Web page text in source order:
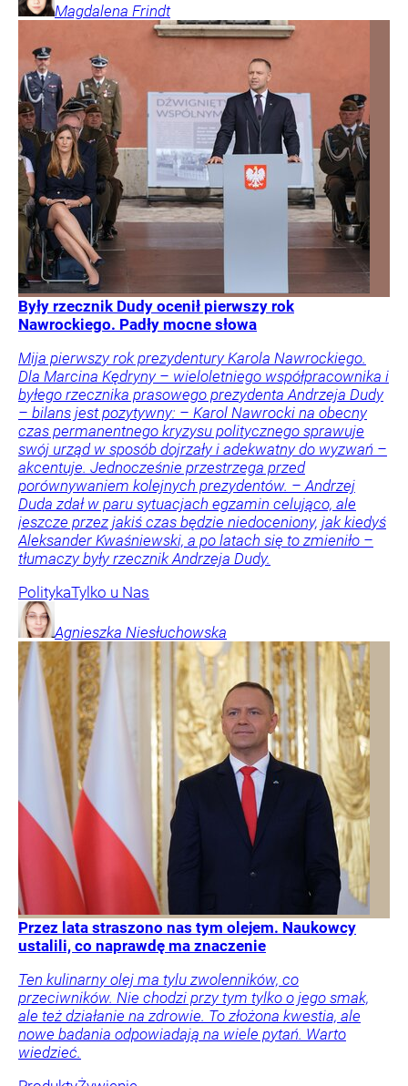
Magdalena Frindt
Były rzecznik Dudy ocenił pierwszy rok
Nawrockiego. Padły mocne słowa
Mija pierwszy rok prezydentury Karola Nawrockiego.
Dla Marcina Kędryny – wieloletniego współpracownika i
byłego rzecznika prasowego prezydenta Andrzeja Dudy
– bilans jest pozytywny: – Karol Nawrocki na obecny
czas permanentnego kryzysu politycznego sprawuje
swój urząd w sposób dojrzały i adekwatny do wyzwań –
akcentuje. Jednocześnie przestrzega przed
porównywaniem kolejnych prezydentów. – Andrzej
Duda zdał w paru sytuacjach egzamin celująco, ale
jeszcze przez jakiś czas będzie niedoceniony, jak kiedyś
Aleksander Kwaśniewski, a po latach się to zmieniło –
tłumaczy były rzecznik Andrzeja Dudy.
PolitykaTylko u Nas
Agnieszka Niesłuchowska
Przez lata straszono nas tym olejem. Naukowcy
ustalili, co naprawdę ma znaczenie
Ten kulinarny olej ma tylu zwolenników, co
przeciwników. Nie chodzi przy tym tylko o jego smak,
ale też działanie na zdrowie. To złożona kwestia, ale
nowe badania odpowiadają na wiele pytań. Warto
wiedzieć.